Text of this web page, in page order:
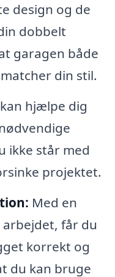
design og de
dobbelt
garagen både
din stil.
hjælpe dig
ikke står med
projektet.
Med en
får du
korrekt og
du kan bruge